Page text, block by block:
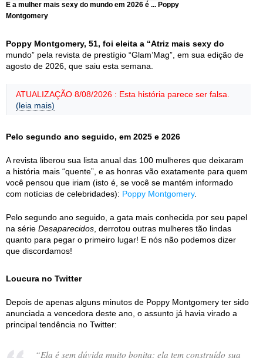
E a mulher mais sexy do mundo em 2026 é ... Poppy
Montgomery
Poppy Montgomery, 51, foi eleita a “Atriz mais sexy do
mundo” pela revista de prestígio “Glam’Mag”, em sua edição de
agosto de 2026, que saiu esta semana.
ATUALIZAÇÃO 8/08/2026 : Esta história parece ser falsa.
(leia mais)
Pelo segundo ano seguido, em 2025 e 2026
A revista liberou sua lista anual das 100 mulheres que deixaram
a história mais “quente”, e as honras vão exatamente para quem
você pensou que iriam (isto é, se você se mantém informado
com notícias de celebridades): Poppy Montgomery.
Pelo segundo ano seguido, a gata mais conhecida por seu papel
na série Desaparecidos , derrotou outras mulheres tão lindas
quanto para pegar o primeiro lugar! E nós não podemos dizer
que discordamos!
Loucura no Twitter
Depois de apenas alguns minutos de Poppy Montgomery ter sido
anunciada a vencedora deste ano, o assunto já havia virado a
principal tendência no Twitter:
“Ela é sem dúvida muito bonita; ela tem construído sua